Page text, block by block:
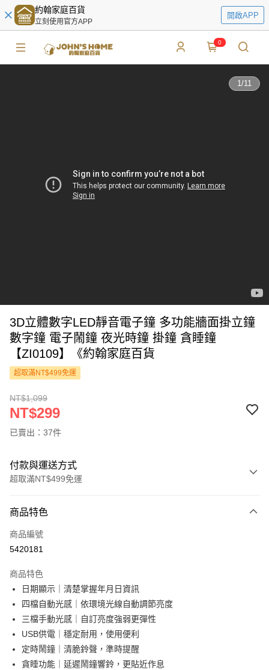
約翰家庭百貨
立刻使用官方APP
開啟APP
0
1/11
3D立體數字LED靜音電子鐘 多功能牆面掛立鐘
數字鐘 電子鬧鐘 夜光時鐘 掛鐘 貪睡鐘
【ZI0109】《約翰家庭百貨
超取滿NT$499免運
NT$1,099
NT$299
已賣出：37件
付款與運送方式
超取滿NT$499免運
信用卡一次付款
超商取貨付款
Apple Pay
街口支付
悠遊付
AFTEE先享後付
相關說明
商品特色
商品編號
5420181
商品特色
日期顯示｜清楚掌握年月日資訊
四檔自動光感｜依環境光線自動調節亮度
三檔手動光感｜自訂亮度強弱更彈性
USB供電｜穩定耐用，使用便利
定時鬧鐘｜清脆鈴聲，準時提醒
貪睡功能｜延遲鬧鐘響鈴，更貼近作息